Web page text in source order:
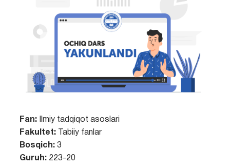
Fan:
Ilmiy tadqiqot asoslari
Fakultet:Tabiiy fanlar
Bosqich:3
Guruh:223-20